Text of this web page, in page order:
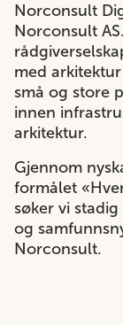
Norconsult
Norconsult
med
små og store
innen
arkitektur.
Gjennom
formålet
søker vi
og
Norconsult.